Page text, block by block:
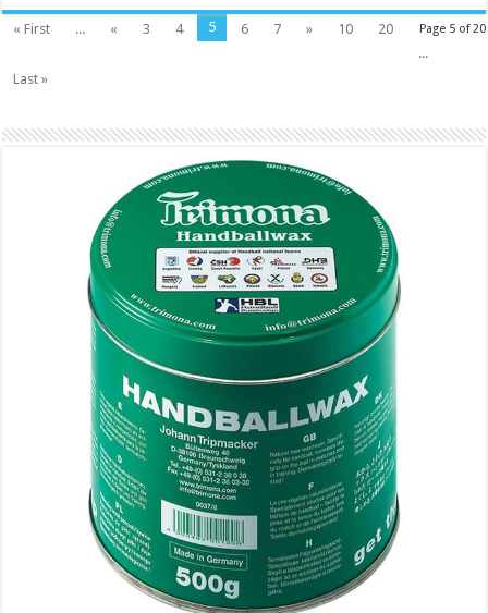
Page 5 of 20
« First ... « 3 4 5 6 7 » 10
20
...
Last »